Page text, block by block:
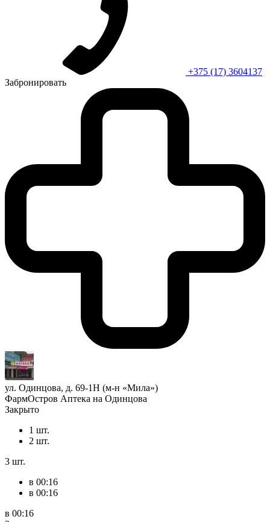
+375 (17) 3604137
Забронировать
ул. Одинцова, д. 69-1Н (м-н «Мила»)
ФармОстров Аптека на Одинцова
Закрыто
1 шт.
2 шт.
3 шт.
в 00:16
в 00:16
в 00:16